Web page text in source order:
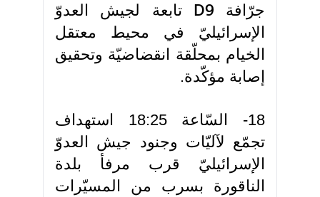
جرّافة
D9
تابعة لجيش العدوّ
الإسرائيليّ في محيط معتقل
الخيام بمحلّقة انقضاضيّة وتحقيق
إصابة مؤكّدة.
18- السّاعة 18:25 استهداف
تجمّع لآليّات وجنود جيش العدوّ
الإسرائيليّ قرب مرفأ بلدة
الناقورة بسرب من المسيّرات